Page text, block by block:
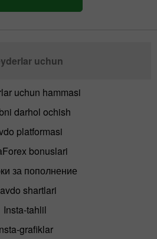
uchun
uchun hammasi
darhol ochish
platformasi
bonuslari
за пополнение
shartlari
Insta-tahlil
grafiklar